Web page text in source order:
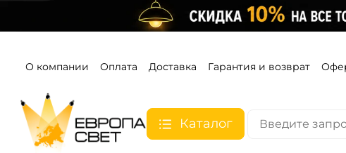
О компании Оплата Доставка Гарантия и возврат
Каталог